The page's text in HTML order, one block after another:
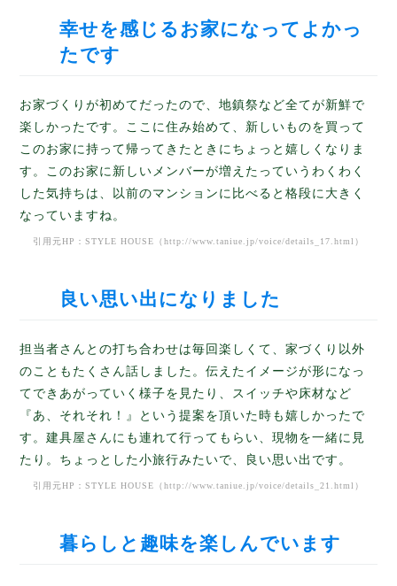
幸せを感じるお家になってよかっ
たです
お家づくりが初めてだったので、地鎮祭など全てが新鮮で
楽しかったです。ここに住み始めて、新しいものを買って
このお家に持って帰ってきたときにちょっと嬉しくなりま
す。このお家に新しいメンバーが増えたっていうわくわく
した気持ちは、以前のマンションに比べると格段に大きく
なっていますね。
引用元HP：STYLE HOUSE（ http://www.taniue.jp/voice/details_17.html ）
良い思い出になりました
担当者さんとの打ち合わせは毎回楽しくて、家づくり以外
のこともたくさん話しました。伝えたイメージが形になっ
てできあがっていく様子を見たり、スイッチや床材など
『あ、それそれ！』という提案を頂いた時も嬉しかったで
す。建具屋さんにも連れて行ってもらい、現物を一緒に見
たり。ちょっとした小旅行みたいで、良い思い出です。
引用元HP：STYLE HOUSE（ http://www.taniue.jp/voice/details_21.html ）
暮らしと趣味を楽しんでいます